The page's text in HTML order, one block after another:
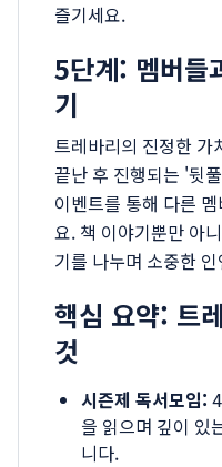
즐기세요.
5단계: 멤버들
기
트레바리의 진정한 가
끝난 후 진행되는 '뒷
이벤트를 통해 다른
요. 책 이야기뿐만 아
기를 나누며 소중한
핵심 요약: 트
것
시즌제 독서모임:
을 읽으며 깊이 있
니다.